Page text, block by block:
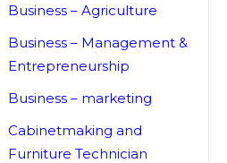
Business – Agriculture
Business – Management &
Entrepreneurship
Business – marketing
Cabinetmaking and
Furniture Technician